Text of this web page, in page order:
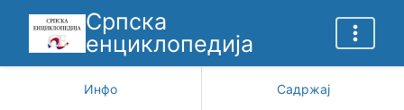
Српска
енциклопедија
Инфо Садржај